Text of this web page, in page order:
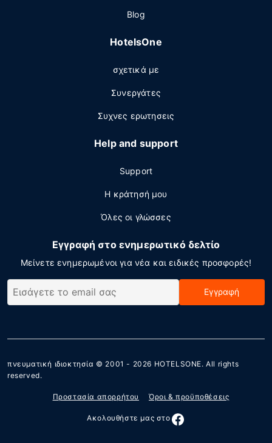
Blog
HotelsOne
σχετικά με
Συνεργάτες
Συχνες ερωτησεις
Help and support
Support
Η κράτησή μου
Όλες οι γλώσσες
Εγγραφή στο ενημερωτικό δελτίο
Μείνετε ενημερωμένοι για νέα και ειδικές προσφορές!
Εγγραφή
πνευματική ιδιοκτησία © 2001 - 2026 HOTELSONE. All rights
reserved.
Προστασία απορρήτου Όροι & προϋποθέσεις
Ακολουθήστε μας στο